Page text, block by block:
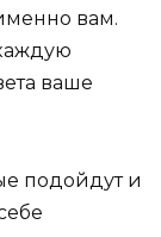
вам.
ваше
подойдут и